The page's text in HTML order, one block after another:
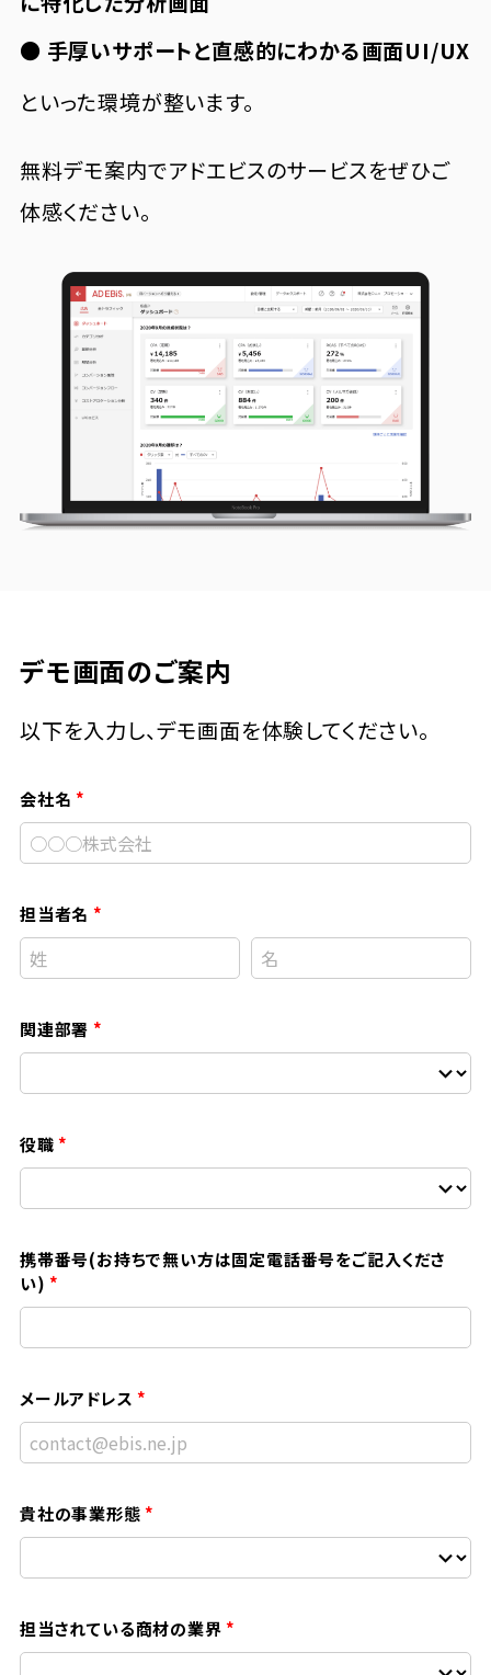
● 手厚いサポートと直感的にわかる画面UI/UX
といった環境が整います。
無料デモ案内でアドエビスのサービスをぜひご
体感ください。
デモ画面のご案内
以下を入力し、デモ画面を体験してください。
会社名
担当者名
関連部署
役職
携帯番号(お持ちで無い方は固定電話番号をご記入くださ
い)
メールアドレス
貴社の事業形態
担当されている商材の業界